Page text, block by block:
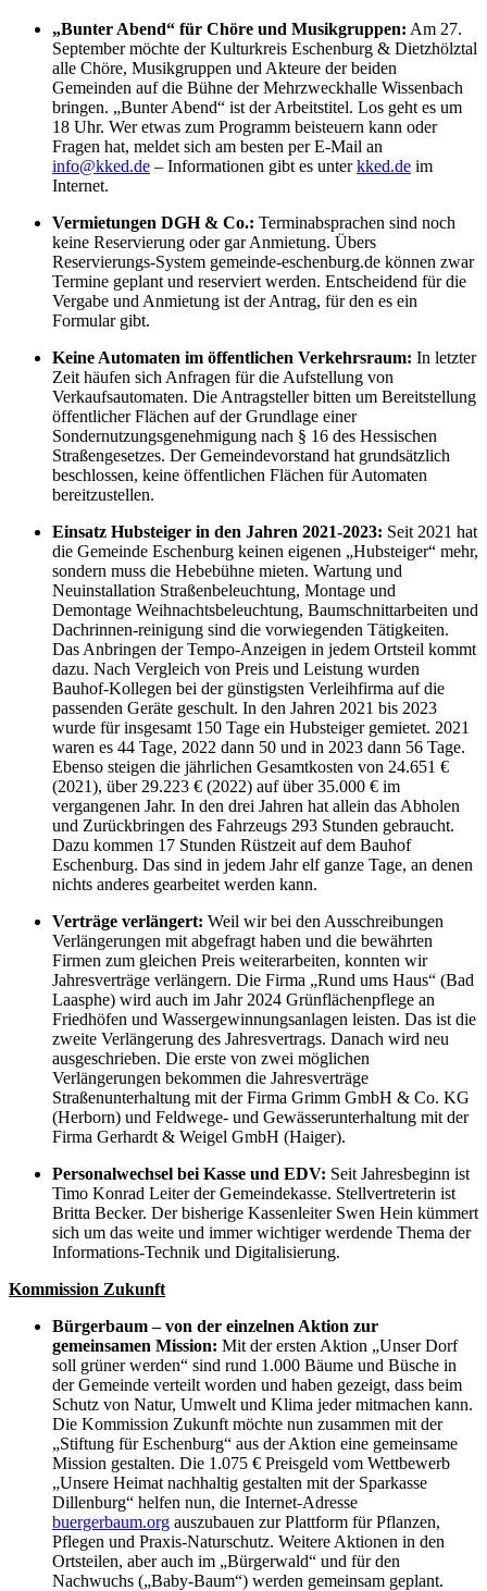
„Bunter Abend“ für Chöre und Musikgruppen: Am 27.
September möchte der Kulturkreis Eschenburg & Dietzhölztal
alle Chöre, Musikgruppen und Akteure der beiden
Gemeinden auf die Bühne der Mehrzweckhalle Wissenbach
bringen. „Bunter Abend“ ist der Arbeitstitel. Los geht es um
18 Uhr. Wer etwas zum Programm beisteuern kann oder
Fragen hat, meldet sich am besten per E-Mail an
info@kked.de – Informationen gibt es unterkked.de im
Internet.
Vermietungen DGH & Co.: Terminabsprachen sind noch
keine Reservierung oder gar Anmietung. Übers
Reservierungs-System gemeinde-eschenburg.de können zwar
Termine geplant und reserviert werden. Entscheidend für die
Vergabe und Anmietung ist der Antrag, für den es ein
Formular gibt.
Keine Automaten im öffentlichen Verkehrsraum: In letzter
Zeit häufen sich Anfragen für die Aufstellung von
Verkaufsautomaten. Die Antragsteller bitten um Bereitstellung
öffentlicher Flächen auf der Grundlage einer
Sondernutzungsgenehmigung nach § 16 des Hessischen
Straßengesetzes. Der Gemeindevorstand hat grundsätzlich
beschlossen, keine öffentlichen Flächen für Automaten
bereitzustellen.
Einsatz Hubsteiger in den Jahren 2021-2023: Seit 2021 hat
die Gemeinde Eschenburg keinen eigenen „Hubsteiger“ mehr,
sondern muss die Hebebühne mieten. Wartung und
Neuinstallation Straßenbeleuchtung, Montage und
Demontage Weihnachtsbeleuchtung, Baumschnittarbeiten und
Dachrinnen-reinigung sind die vorwiegenden Tätigkeiten.
Das Anbringen der Tempo-Anzeigen in jedem Ortsteil kommt
dazu. Nach Vergleich von Preis und Leistung wurden
Bauhof-Kollegen bei der günstigsten Verleihfirma auf die
passenden Geräte geschult. In den Jahren 2021 bis 2023
wurde für insgesamt 150 Tage ein Hubsteiger gemietet. 2021
waren es 44 Tage, 2022 dann 50 und in 2023 dann 56 Tage.
Ebenso steigen die jährlichen Gesamtkosten von 24.651 €
(2021), über 29.223 € (2022) auf über 35.000 € im
vergangenen Jahr. In den drei Jahren hat allein das Abholen
und Zurückbringen des Fahrzeugs 293 Stunden gebraucht.
Dazu kommen 17 Stunden Rüstzeit auf dem Bauhof
Eschenburg. Das sind in jedem Jahr elf ganze Tage, an denen
nichts anderes gearbeitet werden kann.
Verträge verlängert: Weil wir bei den Ausschreibungen
Verlängerungen mit abgefragt haben und die bewährten
Firmen zum gleichen Preis weiterarbeiten, konnten wir
Jahresverträge verlängern. Die Firma „Rund ums Haus“ (Bad
Laasphe) wird auch im Jahr 2024 Grünflächenpflege an
Friedhöfen und Wassergewinnungsanlagen leisten. Das ist die
zweite Verlängerung des Jahresvertrags. Danach wird neu
ausgeschrieben. Die erste von zwei möglichen
Verlängerungen bekommen die Jahresverträge
Straßenunterhaltung mit der Firma Grimm GmbH & Co. KG
(Herborn) und Feldwege- und Gewässerunterhaltung mit der
Firma Gerhardt & Weigel GmbH (Haiger).
Personalwechsel bei Kasse und EDV: Seit Jahresbeginn ist
Timo Konrad Leiter der Gemeindekasse. Stellvertreterin ist
Britta Becker. Der bisherige Kassenleiter Swen Hein kümmert
sich um das weite und immer wichtiger werdende Thema der
Informations-Technik und Digitalisierung.
Kommission Zukunft
Bürgerbaum – von der einzelnen Aktion zur
gemeinsamen Mission: Mit der ersten Aktion „Unser Dorf
soll grüner werden“ sind rund 1.000 Bäume und Büsche in
der Gemeinde verteilt worden und haben gezeigt, dass beim
Schutz von Natur, Umwelt und Klima jeder mitmachen kann.
Die Kommission Zukunft möchte nun zusammen mit der
„Stiftung für Eschenburg“ aus der Aktion eine gemeinsame
Mission gestalten. Die 1.075 € Preisgeld vom Wettbewerb
„Unsere Heimat nachhaltig gestalten mit der Sparkasse
Dillenburg“ helfen nun, die Internet-Adresse
buergerbaum.org auszubauen zur Plattform für Pflanzen,
Pflegen und Praxis-Naturschutz. Weitere Aktionen in den
Ortsteilen, aber auch im „Bürgerwald“ und für den
Nachwuchs („Baby-Baum“) werden gemeinsam geplant.